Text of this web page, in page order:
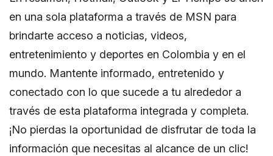
en una sola plataforma a través de MSN para
brindarte acceso a noticias, videos,
entretenimiento y deportes en Colombia y en el
mundo. Mantente informado, entretenido y
conectado con lo que sucede a tu alrededor a
través de esta plataforma integrada y completa.
¡No pierdas la oportunidad de disfrutar de toda la
información que necesitas al alcance de un clic!